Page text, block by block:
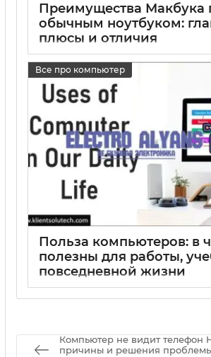
Преимущества Макбука
обычным ноутбуком:
плюсы и отличия
Все про компьютер
Польза компьютеров: в
полезны для работы,
повседневной жизни
Компьютер не видит телефон
причины и решения